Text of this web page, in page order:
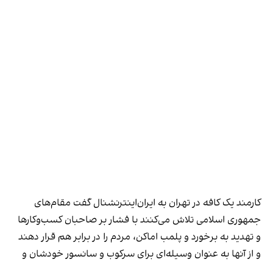
کارمند یک کافه در تهران به ایران‌اینترنشنال گفت مقام‌های
جمهوری اسلامی تلاش می‌کنند با فشار بر صاحبان کسب‌وکارها
و تهدید به برخورد و پلمب اماکن، مردم را در برابر هم قرار دهند
و از آنها به عنوان وسیله‌ای برای سرکوب و سانسور خودشان و